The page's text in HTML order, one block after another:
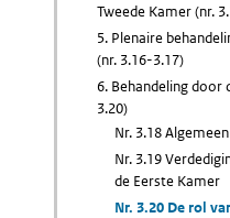
Tweede Kamer (nr.
5. Plenaire
(nr. 3.16-3.17)
6. Behandeling door
3.20)
Nr. 3.18 Algemeen
Nr. 3.19
de Eerste Kamer
Nr. 3.20 De rol